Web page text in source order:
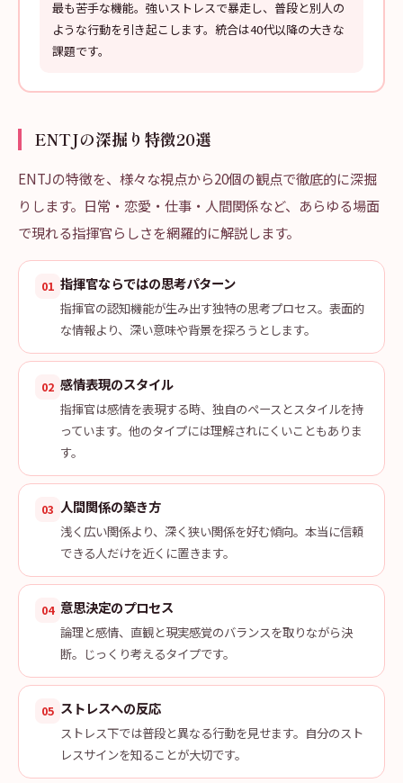
最も苦手な機能。強いストレスで暴走し、普段と別人の
ような行動を引き起こします。統合は40代以降の大きな
課題です。
ENTJの深掘り特徴20選
ENTJの特徴を、様々な視点から20個の観点で徹底的に深掘
りします。日常・恋愛・仕事・人間関係など、あらゆる場面
で現れる指揮官らしさを網羅的に解説します。
01 指揮官ならではの思考パターン
指揮官の認知機能が生み出す独特の思考プロセス。表面的
な情報より、深い意味や背景を探ろうとします。
02 感情表現のスタイル
指揮官は感情を表現する時、独自のペースとスタイルを持
っています。他のタイプには理解されにくいこともありま
す。
03 人間関係の築き方
浅く広い関係より、深く狭い関係を好む傾向。本当に信頼
できる人だけを近くに置きます。
04 意思決定のプロセス
論理と感情、直観と現実感覚のバランスを取りながら決
断。じっくり考えるタイプです。
05 ストレスへの反応
ストレス下では普段と異なる行動を見せます。自分のスト
レスサインを知ることが大切です。